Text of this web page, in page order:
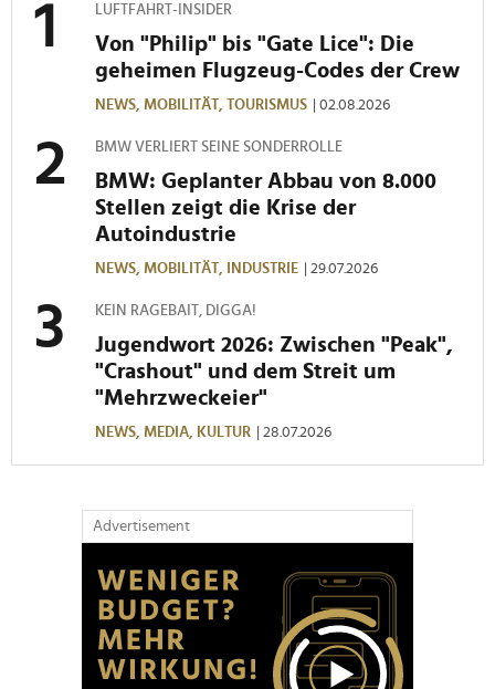
zu können und die Zugriffe auf unsere Website zu
analysieren. Außerdem geben wir Informationen zu Ihrer
Verwendung unserer Website an unsere Partner für
soziale Medien, Werbung und Analysen weiter. Unsere
weiteren Daten zusammen, die Sie ihnen bereitgestellt
haben oder die sie im Rahmen Ihrer Nutzung der Dienste
gesammelt haben.
LUFTFAHRT-INSIDER
Von "Philip" bis "Gate Lice": Die
geheimen Flugzeug-Codes der Crew
NEWS, MOBILITÄT, TOURISMUS | 02.08.2026
BMW VERLIERT SEINE SONDERROLLE
BMW: Geplanter Abbau von 8.000
Stellen zeigt die Krise der
Autoindustrie
NEWS, MOBILITÄT, INDUSTRIE | 29.07.2026
KEIN RAGEBAIT, DIGGA!
Jugendwort 2026: Zwischen "Peak",
"Crashout" und dem Streit um
"Mehrzweckeier"
NEWS, MEDIA, KULTUR | 28.07.2026
Advertisement